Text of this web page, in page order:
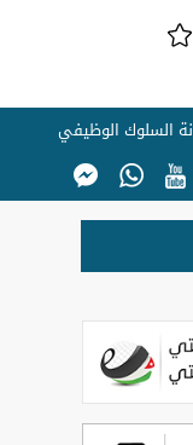
السلوك الوظيفي